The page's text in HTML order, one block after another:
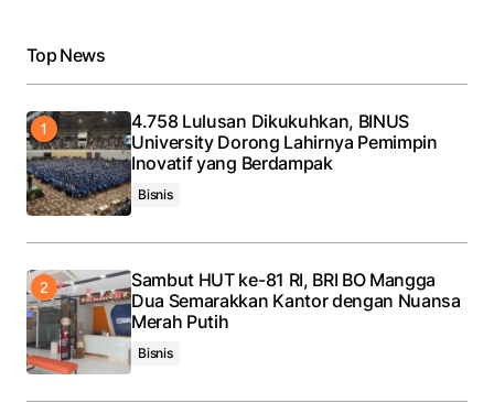
Your E-mail
Save my name, email, and website in this browser
for the next time I comment.
Submit Comment
Top News
4.758 Lulusan Dikukuhkan, BINUS
University Dorong Lahirnya Pemimpin
Inovatif yang Berdampak
Bisnis
Sambut HUT ke-81 RI, BRI BO Mangga
Dua Semarakkan Kantor dengan Nuansa
Merah Putih
Bisnis